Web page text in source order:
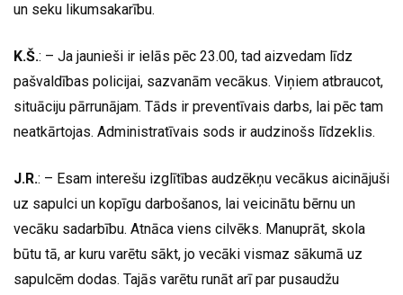
un seku likumsakarību.
K.Š.: – Ja jaunieši ir ielās pēc 23.00, tad aizvedam līdz
pašvaldības policijai, sazvanām vecākus. Viņiem atbraucot,
situāciju pārrunājam. Tāds ir preventīvais darbs, lai pēc tam
neatkārtojas. Administratīvais sods ir audzinošs līdzeklis.
J.R.: – Esam interešu izglītības audzēkņu vecākus aicinājuši
uz sapulci un kopīgu darbošanos, lai veicinātu bērnu un
vecāku sadarbību. Atnāca viens cilvēks. Manuprāt, skola
būtu tā, ar kuru varētu sākt, jo vecāki vismaz sākumā uz
sapulcēm dodas. Tajās varētu runāt arī par pusaudžu